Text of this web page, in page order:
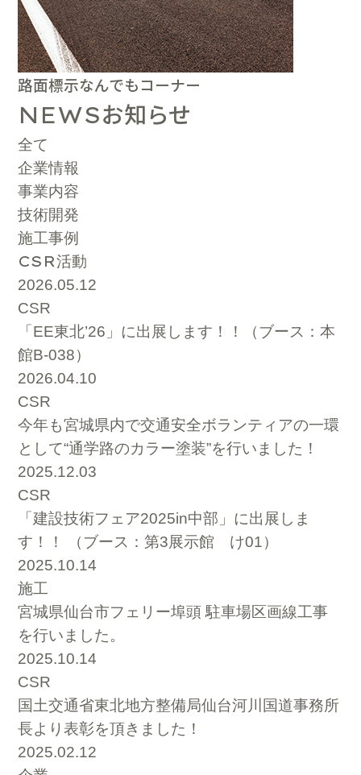
路面標示なんでもコーナー
NEWSお知らせ
全て
企業情報
事業内容
技術開発
施工事例
CSR活動
2026.05.12
CSR
「EE東北’26」に出展します！！（ブース：本
館B-038）
2026.04.10
CSR
今年も宮城県内で交通安全ボランティアの一環
として“通学路のカラー塗装”を行いました！
2025.12.03
CSR
「建設技術フェア2025in中部」に出展しま
す！！ （ブース：第3展示館 け01）
2025.10.14
施工
宮城県仙台市フェリー埠頭 駐車場区画線工事
を行いました。
2025.10.14
CSR
国土交通省東北地方整備局仙台河川国道事務所
長より表彰を頂きました！
2025.02.12